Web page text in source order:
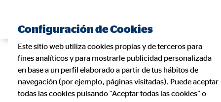
Configuración de Cookies
Este sitio web utiliza cookies propias y de terceros para
fines analíticos y para mostrarle publicidad personalizada
en base a un perfil elaborado a partir de tus hábitos de
navegación (por ejemplo, páginas visitadas). Puede aceptar
todas las cookies pulsando “Aceptar todas las cookies” o